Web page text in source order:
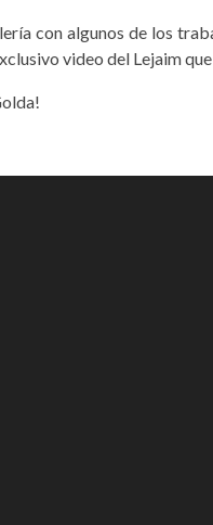
con algunos de los
video del Lejaim